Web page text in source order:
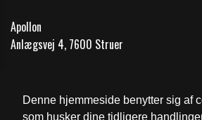
Denne hjemmeside benytter sig af
som husker dine tidligere
Apollon
Anlægsvej 4, 7600 Struer
Email: kontakt@1148.dk